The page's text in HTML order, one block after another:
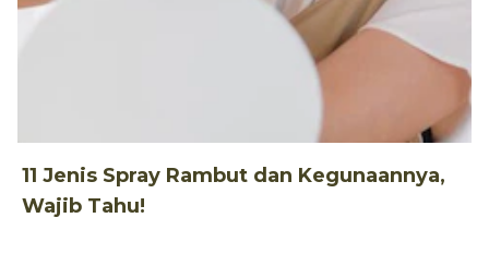
11 Jenis Spray Rambut dan Kegunaannya,
Wajib Tahu!